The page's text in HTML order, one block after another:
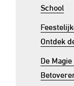
School
Ontdek
De